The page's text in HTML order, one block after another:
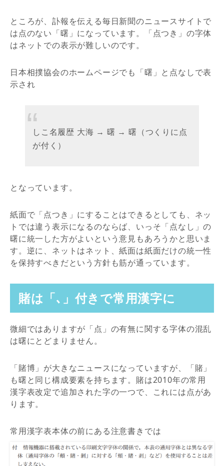
ところが、訃報を伝える毎日新聞のニュースサイトで
は点のない「曙」になっています。「点つき」の字体
はネットでの表示が難しいのです。
日本相撲協会のホームページでも「曙」と点なしで表
示され
しこ名履歴 大海 → 曙 → 曙（つくりに点
が付く）
となっています。
紙面で「点つき」にすることはできるとしても、ネッ
トでは違う表示になるのならば、いっそ「点なし」の
曙に統一した方がよいという意見もあろうかと思いま
す。逆に、ネットはネット、紙面は紙面だけの統一性
を保持すべきだという方針も筋が通っています。
賭は「､」付きで常用漢字に
微細ではありますが「点」の有無に関する字体の混乱
は曙にとどまりません。
「賭博」が大きなニュースになっていますが、「賭」
も曙と同じ構成要素を持ちます。賭は2010年の常用
漢字表改定で追加された字の一つで、これには点があ
ります。
常用漢字表本体の前にある注意書きでは